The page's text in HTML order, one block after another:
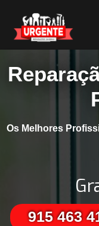
Os Melhores
915 463